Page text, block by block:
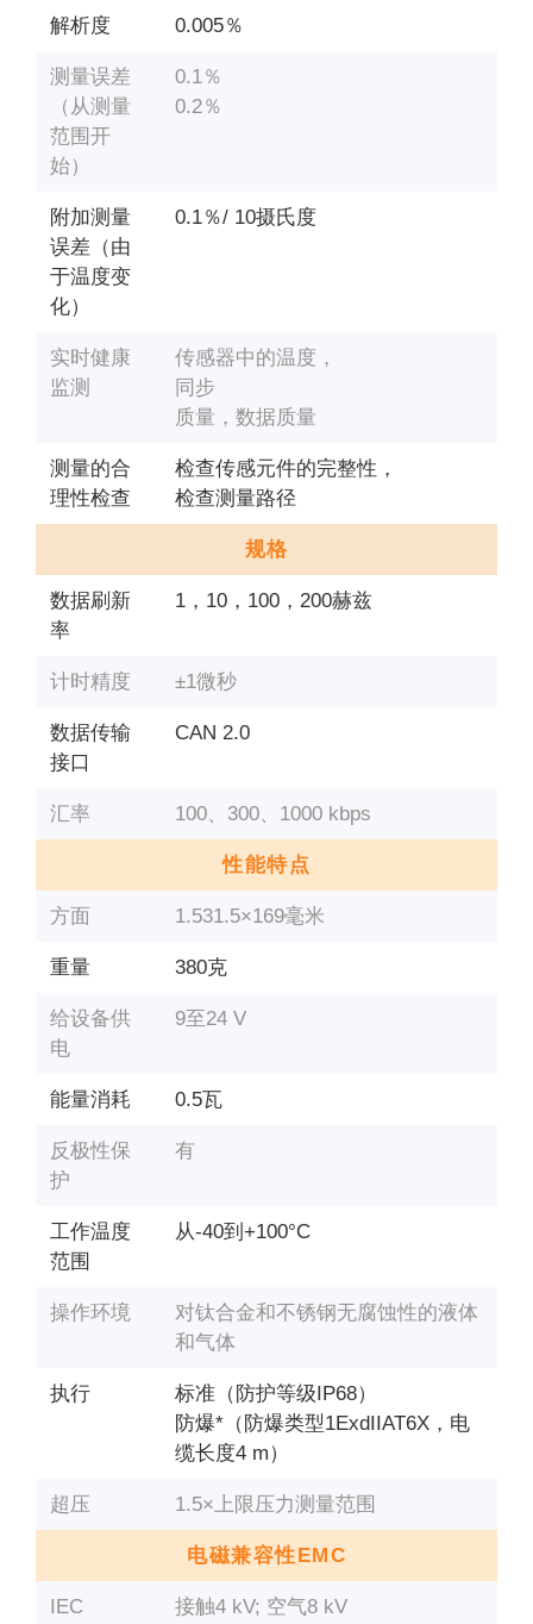
解析度 0.005％
测量误差
（从测量
范围开
始）
0.1％
0.2％
附加测量
误差（由
于温度变
化）
0.1％/ 10摄氏度
实时健康
监测
传感器中的温度，
同步
质量，数据质量
测量的合
理性检查
检查传感元件的完整性，
检查测量路径
规格
数据刷新
率
1，10，100，200赫兹
计时精度 ±1微秒
数据传输
接口
CAN 2.0
汇率 100、300、1000 kbps
性能特点
方面 1.531.5×169毫米
重量 380克
给设备供
电
9至24 V
能量消耗 0.5瓦
反极性保
护
有
工作温度
范围
从-40到+100°С
操作环境
对钛合金和不锈钢无腐蚀性的液体
和气体
执行
标准（防护等级IP68）
防爆*（防爆类型1ExdIIAT6X，电
缆长度4 m）
超压 1.5×上限压力测量范围
电磁兼容性EMC
IEC
接触4 kV; 空气8 kV